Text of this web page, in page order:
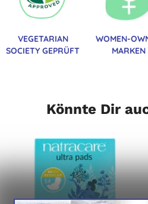
VEGETARIAN
SOCIETY GEPRÜFT
WOMEN-
MARKEN
Könnte Dir